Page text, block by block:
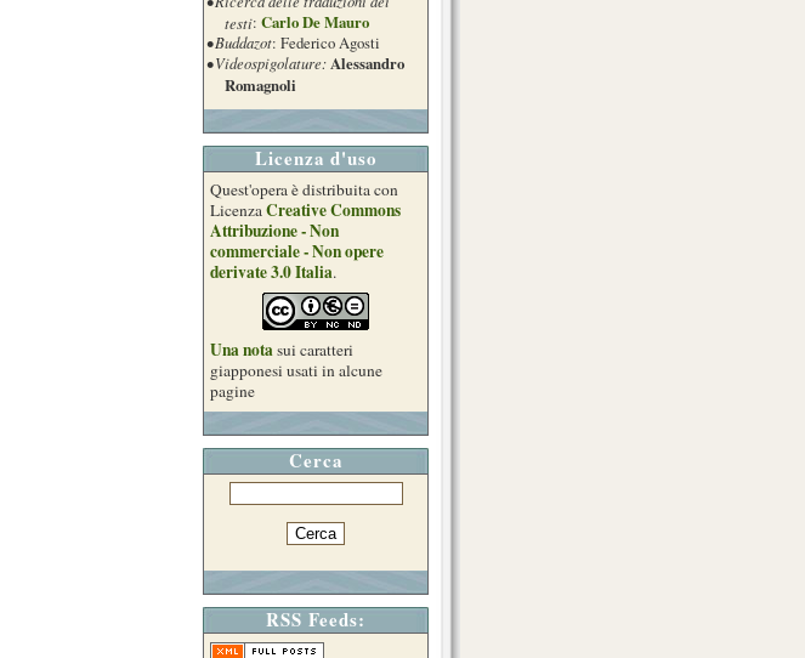
testi: Carlo De Mauro
• Buddazot: Federico Agosti
• Videospigolature:Alessandro
Romagnoli
Licenza d'uso
Quest'opera è distribuita con
LicenzaCreative Commons
Attribuzione - Non
commerciale - Non opere
derivate 3.0 Italia.
Una notasui caratteri
giapponesi usati in alcune
pagine
Cerca
RSS Feeds: